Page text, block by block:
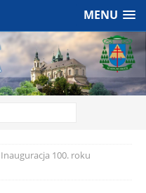
MENU
Inauguracja 100. roku